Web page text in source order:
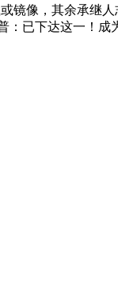
镜像，其余承继
：已下达这一！成